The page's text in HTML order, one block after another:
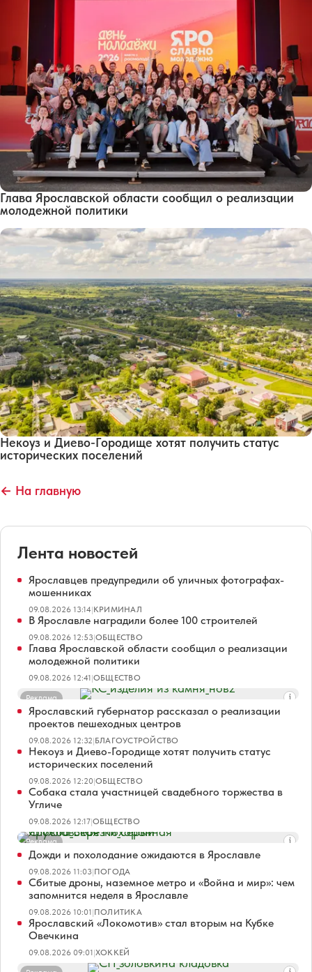
Глава Ярославской области сообщил о реализации
молодежной политики
Некоуз и Диево-Городище хотят получить статус
исторических поселений
← На главную
Лента новостей
Ярославцев предупредили об уличных фотографах-
мошенниках
09.08.2026 13:14|КРИМИНАЛ
В Ярославле наградили более 100 строителей
09.08.2026 12:53|ОБЩЕСТВО
Глава Ярославской области сообщил о реализации
молодежной политики
09.08.2026 12:41|ОБЩЕСТВО
Реклама
Ярославский губернатор рассказал о реализации
проектов пешеходных центров
09.08.2026 12:32|БЛАГОУСТРОЙСТВО
Некоуз и Диево-Городище хотят получить статус
исторических поселений
09.08.2026 12:20|ОБЩЕСТВО
Собака стала участницей свадебного торжества в
Угличе
09.08.2026 12:17|ОБЩЕСТВО
Реклама
Дожди и похолодание ожидаются в Ярославле
09.08.2026 11:03|ПОГОДА
Сбитые дроны, наземное метро и «Война и мир»: чем
запомнится неделя в Ярославле
09.08.2026 10:01|ПОЛИТИКА
Ярославский «Локомотив» стал вторым на Кубке
Овечкина
09.08.2026 09:01|ХОККЕЙ